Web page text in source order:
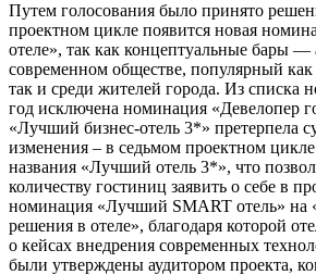
Путем голосования было принято
проектном цикле появится новая
отеле», так как концептуальные бары —
современном обществе, популярный как
так и среди жителей города. Из списка
год исключена номинация «Девелопер
«Лучший бизнес-отель 3*» претерпела
изменения – в седьмом проектном цикле
названия «Лучший отель 3*», что
количеству гостиниц заявить о себе в
номинация «Лучший SMART отель»
решения в отеле», благодаря которой
о кейсах внедрения современных
были утверждены аудитором проекта,